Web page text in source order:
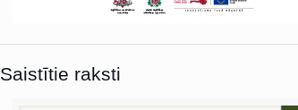
Saistītie raksti